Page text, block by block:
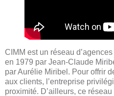
CIMM est un réseau
en 1979 par Jean-Claude
par Aurélie Miribel. Pour offrir
aux clients, l’entreprise
proximité. D’ailleurs, ce